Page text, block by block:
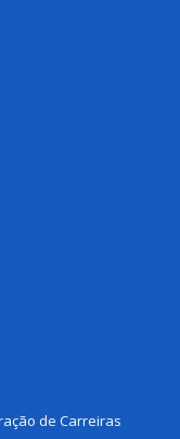
de Carreiras